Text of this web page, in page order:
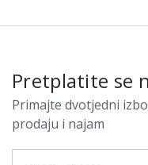
Pretplatite se
Primajte dvotjedni
prodaju i najam